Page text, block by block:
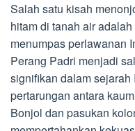
Salah satu kisah
hitam di tanah air
menumpas perlawanan
Perang Padri menjadi
signifikan dalam
pertarungan antara
Bonjol dan pasukan